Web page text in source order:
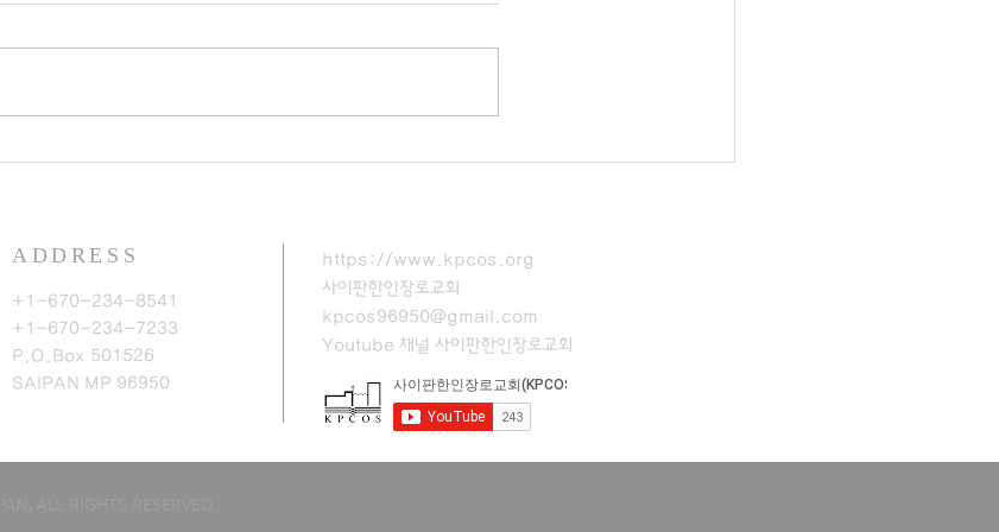
ADDRESS
+1-670-234-8541
+1-670-234-7233
P.O.Box 501526
SAIPAN MP 96950​
https://www.kpcos.org
사이판한인장로교회
kpcos96950@gmail.com
Youtube 채널 ​사이판한인장로교회